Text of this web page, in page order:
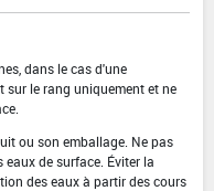
dans le cas d'une
le rang uniquement et ne
ou son emballage. Ne pas
de surface. Éviter la
des eaux à partir des cours